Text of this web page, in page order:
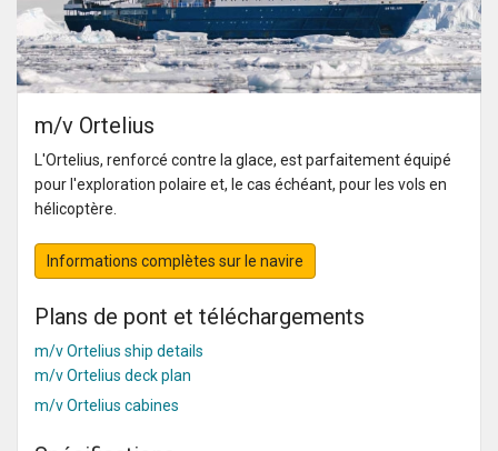
m/v Ortelius
L'Ortelius, renforcé contre la glace, est parfaitement équipé
pour l'exploration polaire et, le cas échéant, pour les vols en
hélicoptère.
Informations complètes sur le navire
Plans de pont et téléchargements
m/v Ortelius ship details
m/v Ortelius deck plan
m/v Ortelius cabines